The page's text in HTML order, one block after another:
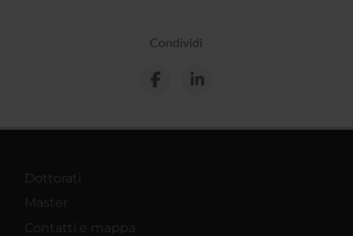
Condividi
Dottorati
Master
Contatti e mappa